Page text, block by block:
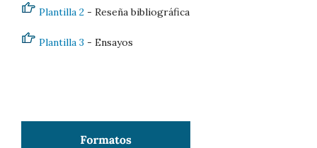
Plantilla 2 - Reseña bibliográfica
Plantilla 3 - Ensayos